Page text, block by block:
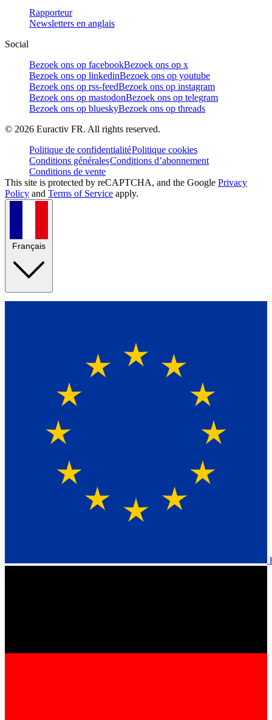
Rapporteur
Newsletters en anglais
Social
Bezoek ons op facebookBezoek ons op x
Bezoek ons op linkedinBezoek ons op youtube
Bezoek ons op rss-feedBezoek ons op instagram
Bezoek ons op mastodonBezoek ons op telegram
Bezoek ons op blueskyBezoek ons op threads
© 2026 Euractiv FR. All rights reserved.
Politique de confidentialitéPolitique cookies
Conditions généralesConditions d’abonnement
Conditions de vente
This site is protected by reCAPTCHA, and the Google Privacy
Policy and Terms of Service apply.
Français